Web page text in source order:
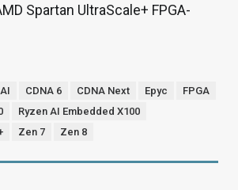
Spartan UltraScale+ FPGA-
CDNA 6 CDNA Next Epyc
FPGA
Ryzen AI Embedded X100
Zen 7 Zen 8